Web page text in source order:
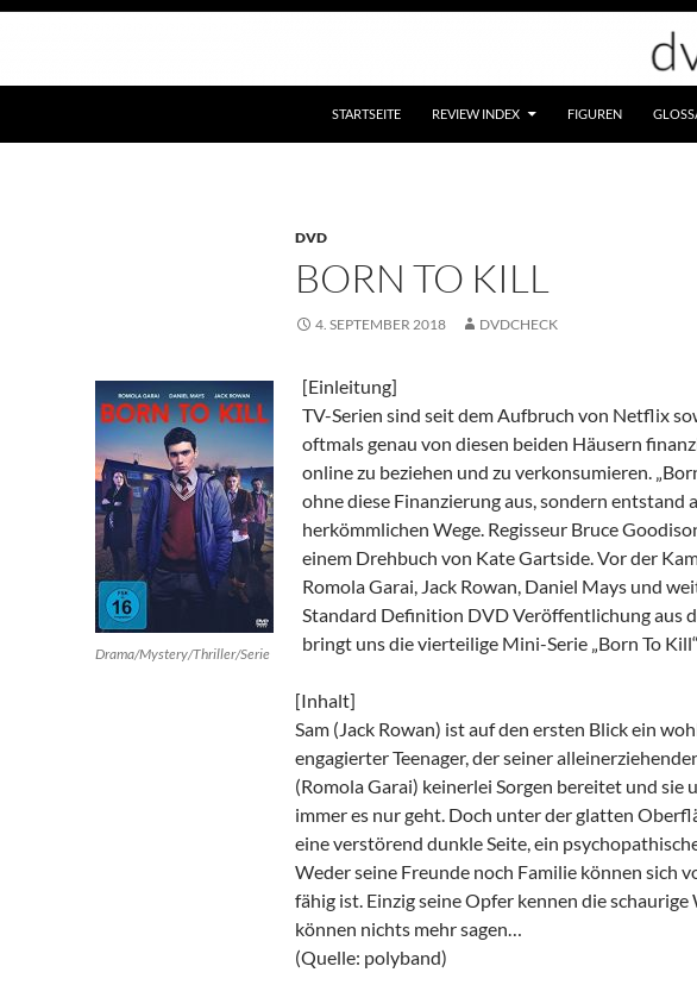
STARTSEITE REVIEW INDEX FIGUREN
DVD
BORN TO KILL
4. SEPTEMBER 2018 DVDCHECK
Drama/Mystery/Thriller/Serie
[Einleitung]
TV-Serien sind seit dem Aufbruch von Netflix
oftmals genau von diesen beiden Häusern
online zu beziehen und zu verkonsumieren.
ohne diese Finanzierung aus, sondern entstand
herkömmlichen Wege. Regisseur Bruce
einem Drehbuch von Kate Gartside. Vor der
Romola Garai, Jack Rowan, Daniel Mays und
Standard Definition DVD Veröffentlichung aus
bringt uns die vierteilige Mini-Serie „Born To
[Inhalt]
Sam (Jack Rowan) ist auf den ersten Blick ein
engagierter Teenager, der seiner
(Romola Garai) keinerlei Sorgen bereitet und sie
immer es nur geht. Doch unter der glatten
eine verstörend dunkle Seite, ein
Weder seine Freunde noch Familie können sich
fähig ist. Einzig seine Opfer kennen die
können nichts mehr sagen…
(Quelle: polyband)